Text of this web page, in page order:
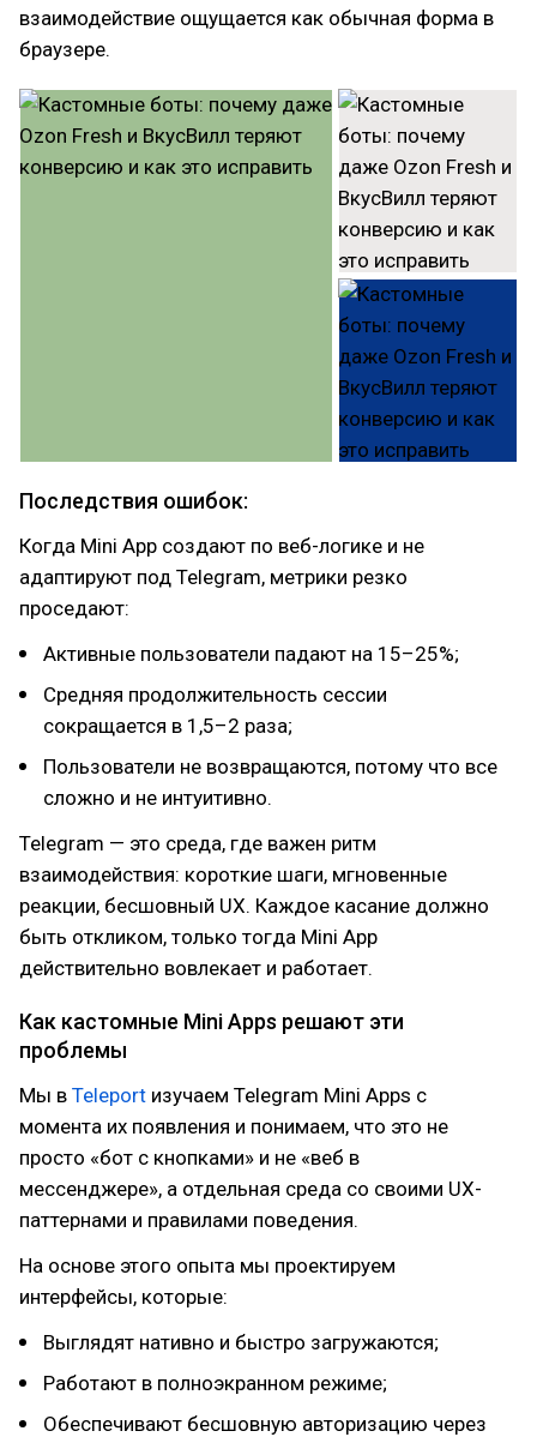
взаимодействие ощущается как обычная форма в
браузере.
Последствия ошибок:
Когда Mini App создают по веб-логике и не
адаптируют под Telegram, метрики резко
проседают:
Активные пользователи падают на 15–25%;
Средняя продолжительность сессии
сокращается в 1,5–2 раза;
Пользователи не возвращаются, потому что все
сложно и не интуитивно.
Telegram — это среда, где важен ритм
взаимодействия: короткие шаги, мгновенные
реакции, бесшовный UX. Каждое касание должно
быть откликом, только тогда Mini App
действительно вовлекает и работает.
Как кастомные Mini Apps решают эти
проблемы
Мы в Teleport изучаем Telegram Mini Apps с
момента их появления и понимаем, что это не
просто «бот с кнопками» и не «веб в
мессенджере», а отдельная среда со своими UX-
паттернами и правилами поведения.
На основе этого опыта мы проектируем
интерфейсы, которые:
Выглядят нативно и быстро загружаются;
Работают в полноэкранном режиме;
Обеспечивают бесшовную авторизацию через